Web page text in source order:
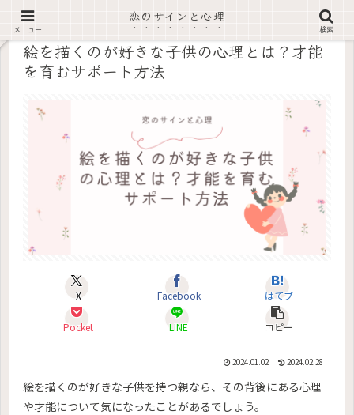
記事内に広告あり
絵を描くのが好きな子供の心理とは？才能
を育むサポート方法
X Facebook はてブ
Pocket LINE コピー
2024.01.02 2024.02.28
絵を描くのが好きな子供を持つ親なら、その背後にある心理
や才能について気になったことがあるでしょう。
メニュー
恋のサインと心理
検索